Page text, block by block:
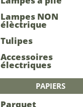
Lampes NON
élèctrique
Tulipes
Accessoires
électriques
PAPIERS
Parquet